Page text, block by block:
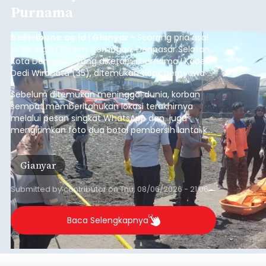
Purnama
balitribune.co.id I Gianyar - Seorang pria asal
Lingkungan Dalem, Pemogan, Denpasar Selatan,
Kota Denpasar, yang diketahui bernama I Kadek
Dedi Wiranata (35), ditemukan tidak bernyawa di
pesisir Pantai Purnama, Sukawati.
Sebelum ditemukan meninggal dunia, korban
sempat memberitahukan lokasi terakhirnya
melalui pesan singkat WhatsApp dan juga
mengirimkan foto dua botol pembersih lantai ke
istrinya.
Gianyar
Submitted bycontributoronThu, 08/06/2026 - 21:06
Baca Selengkapnya